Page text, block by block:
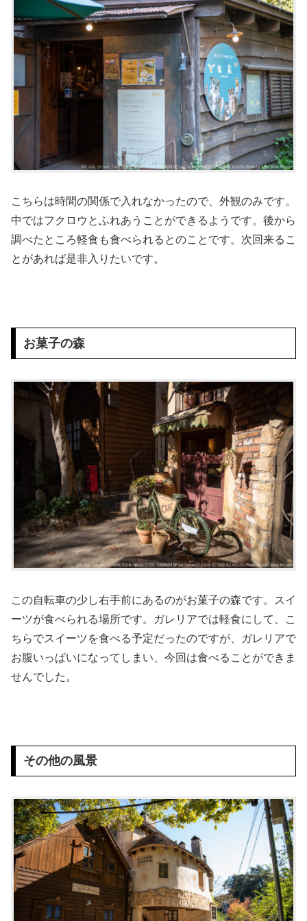
こちらは時間の関係で入れなかったので、外観のみです。
中ではフクロウとふれあうことができるようです。後から
調べたところ軽食も食べられるとのことです。次回来るこ
とがあれば是非入りたいです。
お菓子の森
この自転車の少し右手前にあるのがお菓子の森です。スイ
ーツが食べられる場所です。ガレリアでは軽食にして、こ
ちらでスイーツを食べる予定だったのですが、ガレリアで
お腹いっぱいになってしまい、今回は食べることができま
せんでした。
その他の風景